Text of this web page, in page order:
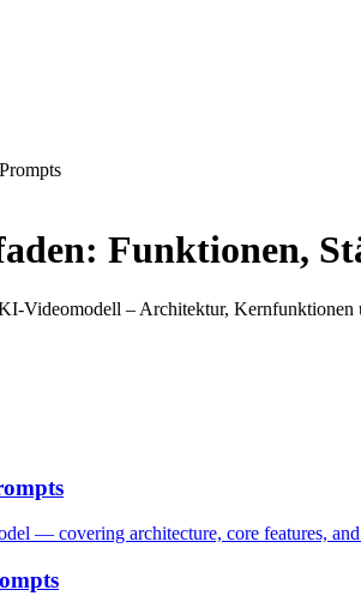
Funktionen,
Videomodell – Architektur, Kernfunktionen
— covering architecture, core features,